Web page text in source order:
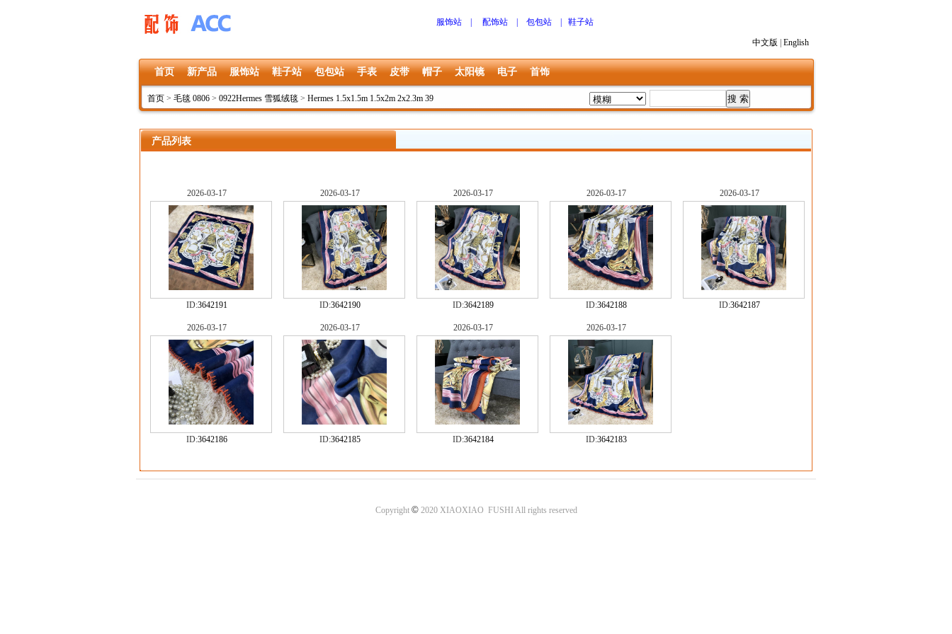
服饰站 配饰站 包包站 鞋子站
中文版 English
首页 新产品 服饰站 鞋子站 包包站 手表 皮带 帽子 太阳镜 电子 首饰
首页 > 毛毯 0806 > 0922Hermes 雪狐绒毯 > Hermes 1.5x1.5m 1.5x2m 2x2.3m 39
产品列表
2026-03-17
ID:3642191
2026-03-17
ID:3642190
2026-03-17
ID:3642189
2026-03-17
ID:3642188
2026-03-17
ID:3642187
2026-03-17
ID:3642186
2026-03-17
ID:3642185
2026-03-17
ID:3642184
2026-03-17
ID:3642183
Copyright ©2020 XIAOXIAO FUSHI All rights reserved